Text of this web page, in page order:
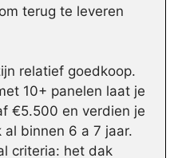
terug te leveren
relatief goedkoop.
10+ panelen laat je
€5.500 en verdien je
al binnen 6 a 7 jaar.
criteria: het dak